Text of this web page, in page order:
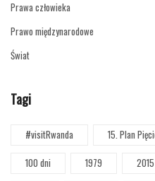
Prawa człowieka
Prawo międzynarodowe
Świat
Tagi
#visitRwanda 15. Plan
100 dni
1979 2015